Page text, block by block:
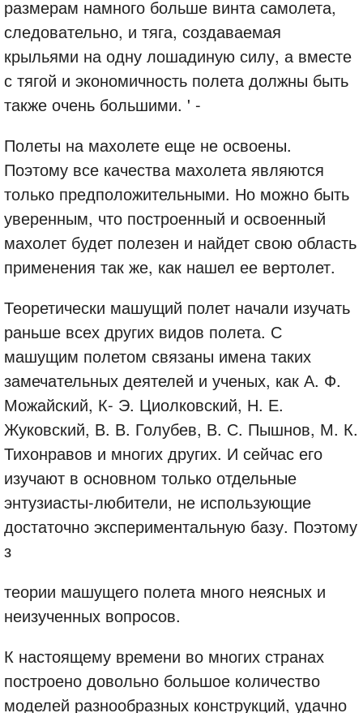
размерам намного больше винта самолета,
следовательно, и тяга, создаваемая
крыльями на одну лошадиную силу, а вместе
с тягой и экономичность полета должны быть
также очень большими. ' -
Полеты на махолете еще не освоены.
Поэтому все качества махолета являются
только предположительными. Но можно быть
уверенным, что построенный и освоенный
махолет будет полезен и найдет свою область
применения так же, как нашел ее вертолет.
Теоретически машущий полет начали изучать
раньше всех других видов полета. С
машущим полетом связаны имена таких
замечательных деятелей и ученых, как А. Ф.
Можайский, К- Э. Циолковский, Н. Е.
Жуковский, В. В. Голубев, В. С. Пышнов, М. К.
Тихонравов и многих других. И сейчас его
изучают в основном только отдельные
энтузиасты-любители, не использующие
достаточно экспериментальную базу. Поэтому
з
теории машущего полета много неясных и
неизученных вопросов.
К настоящему времени во многих странах
построено довольно большое количество
моделей разнообразных конструкций, удачно